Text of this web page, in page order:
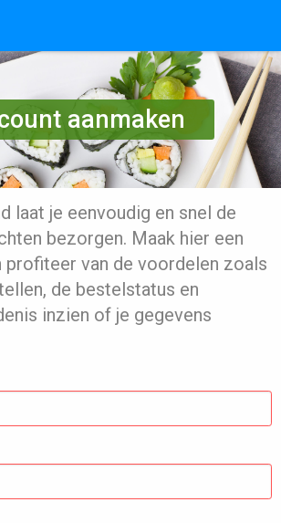
aanmaken
laat je eenvoudig en snel de
bezorgen. Maak hier een
profiteer van de voordelen zoals
de bestelstatus en
inzien of je gegevens